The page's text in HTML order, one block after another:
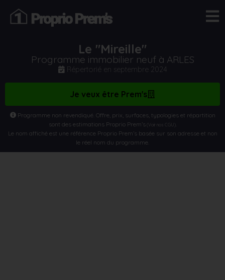
Le "Mireille"
Programme immobilier neuf à ARLES
Répertorié en septembre 2024
Je veux être Prem's
Programme non revendiqué. Offre, prix, surfaces, typologies et répartition
sont des estimations Proprio Prem’s(Voir nos CGU)
Le nom affiché est une référence Proprio Prem’s basée sur son adresse et non
le réel nom du programme.